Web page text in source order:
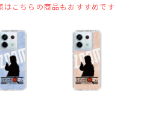
はこちらの商品もおすすめです